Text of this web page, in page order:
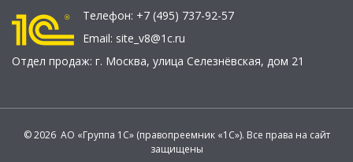
Телефон: +7 (495) 737-92-57
Email: site_v8@1c.ru
Отдел продаж: г. Москва, улица Селезнёвская, дом 21
© 2026 АО «Группа 1С» (правопреемник «1С»). Все права на сайт
защищены